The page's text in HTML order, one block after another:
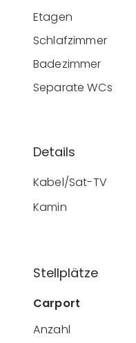
Etagen
Schlafzimmer
Badezimmer
Separate WCs
Details
Kabel/Sat-TV
Kamin
Stellplätze
Carport
Anzahl